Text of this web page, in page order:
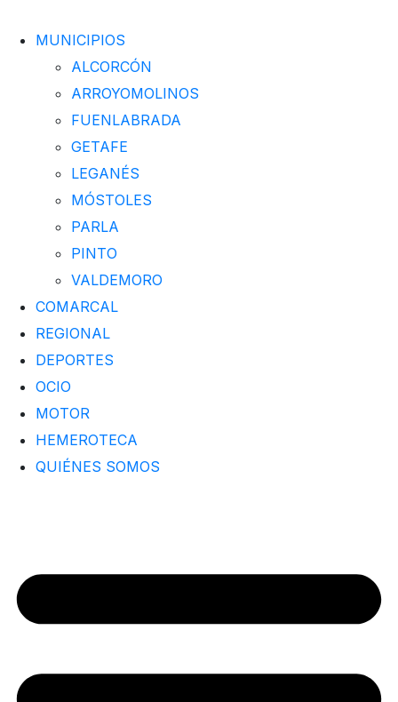
MUNICIPIOS
ALCORCÓN
ARROYOMOLINOS
FUENLABRADA
GETAFE
LEGANÉS
MÓSTOLES
PARLA
PINTO
VALDEMORO
COMARCAL
REGIONAL
DEPORTES
OCIO
MOTOR
HEMEROTECA
QUIÉNES SOMOS